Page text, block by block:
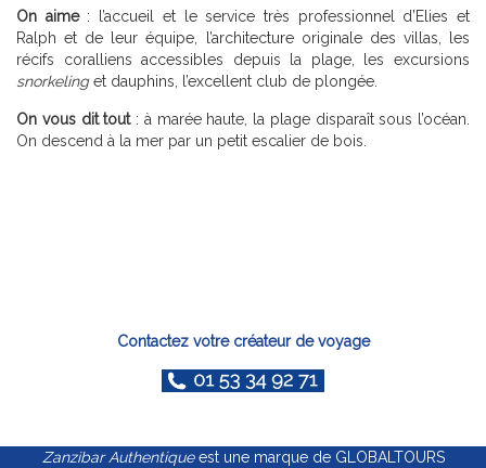
On aime : l’accueil et le service très professionnel d’Elies et
Ralph et de leur équipe, l’architecture originale des villas, les
récifs coralliens accessibles depuis la plage, les excursions
snorkelinget dauphins, l’excellent club de plongée.
On vous dit tout : à marée haute, la plage disparaît sous l’océan.
On descend à la mer par un petit escalier de bois.
Contactez votre créateur de voyage
Zanzibar Authentiqueest une marque de GLOBALTOURS